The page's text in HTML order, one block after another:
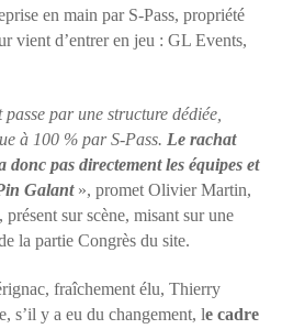
en main par S-Pass, propriété
vient d’entrer en jeu : GL Events,
par une structure dédiée,
à 100 % par S-Pass. Le rachat
donc pas directement les équipes et
Galant », promet Olivier Martin,
sur scène, misant sur une
la partie Congrès du site.
fraîchement élu, Thierry
s’il y a eu du changement, le cadre